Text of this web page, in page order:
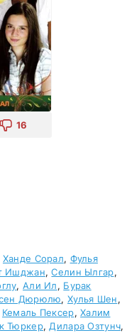
16
Ханде Сорал, Фулья
Ишджан,Селин Ылгар,
,Али Ил, Бурак
Дюрюлю,Хулья Шен,
Кемаль Пексер,Халим
Тюркер, Дилара Озтунч,